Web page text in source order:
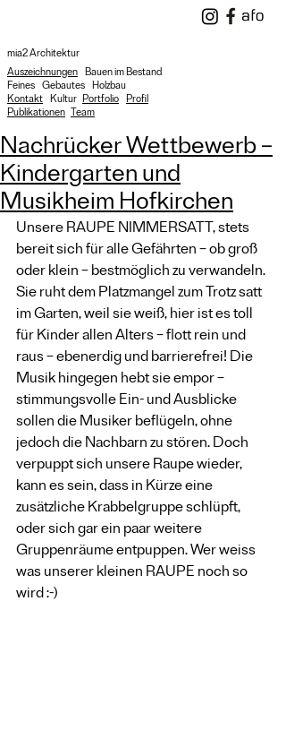
mia2 Architektur
Auszeichnungen Bauen im Bestand
Feines Gebautes Holzbau
Kontakt Kultur Portfolio Profil
Publikationen Team
Nachrücker Wettbewerb –
Kindergarten und
Musikheim Hofkirchen
Unsere RAUPE NIMMERSATT, stets
bereit sich für alle Gefährten – ob groß
oder klein – bestmöglich zu verwandeln.
Sie ruht dem Platzmangel zum Trotz satt
im Garten, weil sie weiß, hier ist es toll
für Kinder allen Alters – flott rein und
raus – ebenerdig und barrierefrei! Die
Musik hingegen hebt sie empor –
stimmungsvolle Ein- und Ausblicke
sollen die Musiker beflügeln, ohne
jedoch die Nachbarn zu stören. Doch
verpuppt sich unsere Raupe wieder,
kann es sein, dass in Kürze eine
zusätzliche Krabbelgruppe schlüpft,
oder sich gar ein paar weitere
Gruppenräume entpuppen. Wer weiss
was unserer kleinen RAUPE noch so
wird :-)